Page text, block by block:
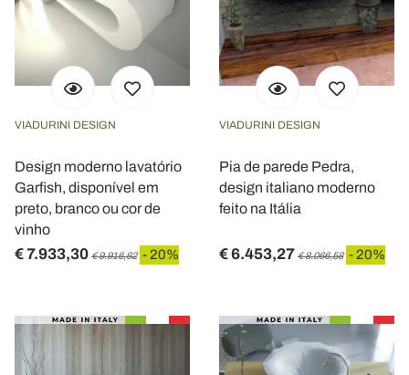
VIADURINI DESIGN
Design moderno lavatório
Garfish, disponível em
preto, branco ou cor de
vinho
€ 7.933,30 € 9.916,62 - 20%
VIADURINI DESIGN
Pia de parede Pedra,
design italiano moderno
feito na Itália
€ 6.453,27 € 8.066,58 - 20%